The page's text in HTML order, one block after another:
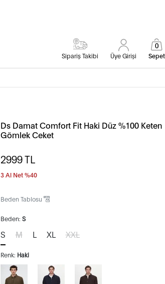
Sipariş Takibi Üye Girişi Sepet
0
Ds Damat Comfort Fit Haki Düz %100 Keten
Gömlek Ceket
2999TL
3 Al Net %40
Beden: S
Beden Tablosu
S M L XL XXL
Renk: Haki